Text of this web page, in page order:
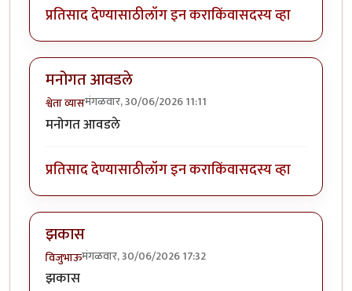
प्रतिसाद देण्यासाठीलॉग इन कराकिंवासदस्य व्हा
मनोगत आवडले
श्वेता व्यासमंगळवार, 30/06/2026 11:11
मनोगत आवडले
प्रतिसाद देण्यासाठीलॉग इन कराकिंवासदस्य व्हा
झकास
विजुभाऊमंगळवार, 30/06/2026 17:32
झकास